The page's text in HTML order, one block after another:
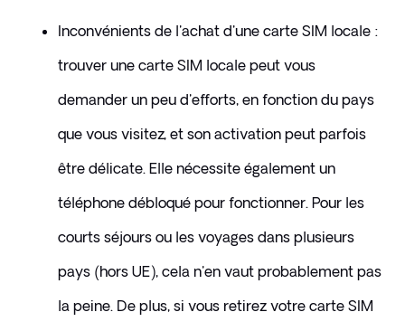
​​Inconvénients de l'achat d'une carte SIM locale :
trouver une carte SIM locale peut vous
demander un peu d'efforts, en fonction du pays
que vous visitez, et son activation peut parfois
être délicate. Elle nécessite également un
téléphone débloqué pour fonctionner. Pour les
courts séjours ou les voyages dans plusieurs
pays (hors UE), cela n'en vaut probablement pas
la peine. De plus, si vous retirez votre carte SIM